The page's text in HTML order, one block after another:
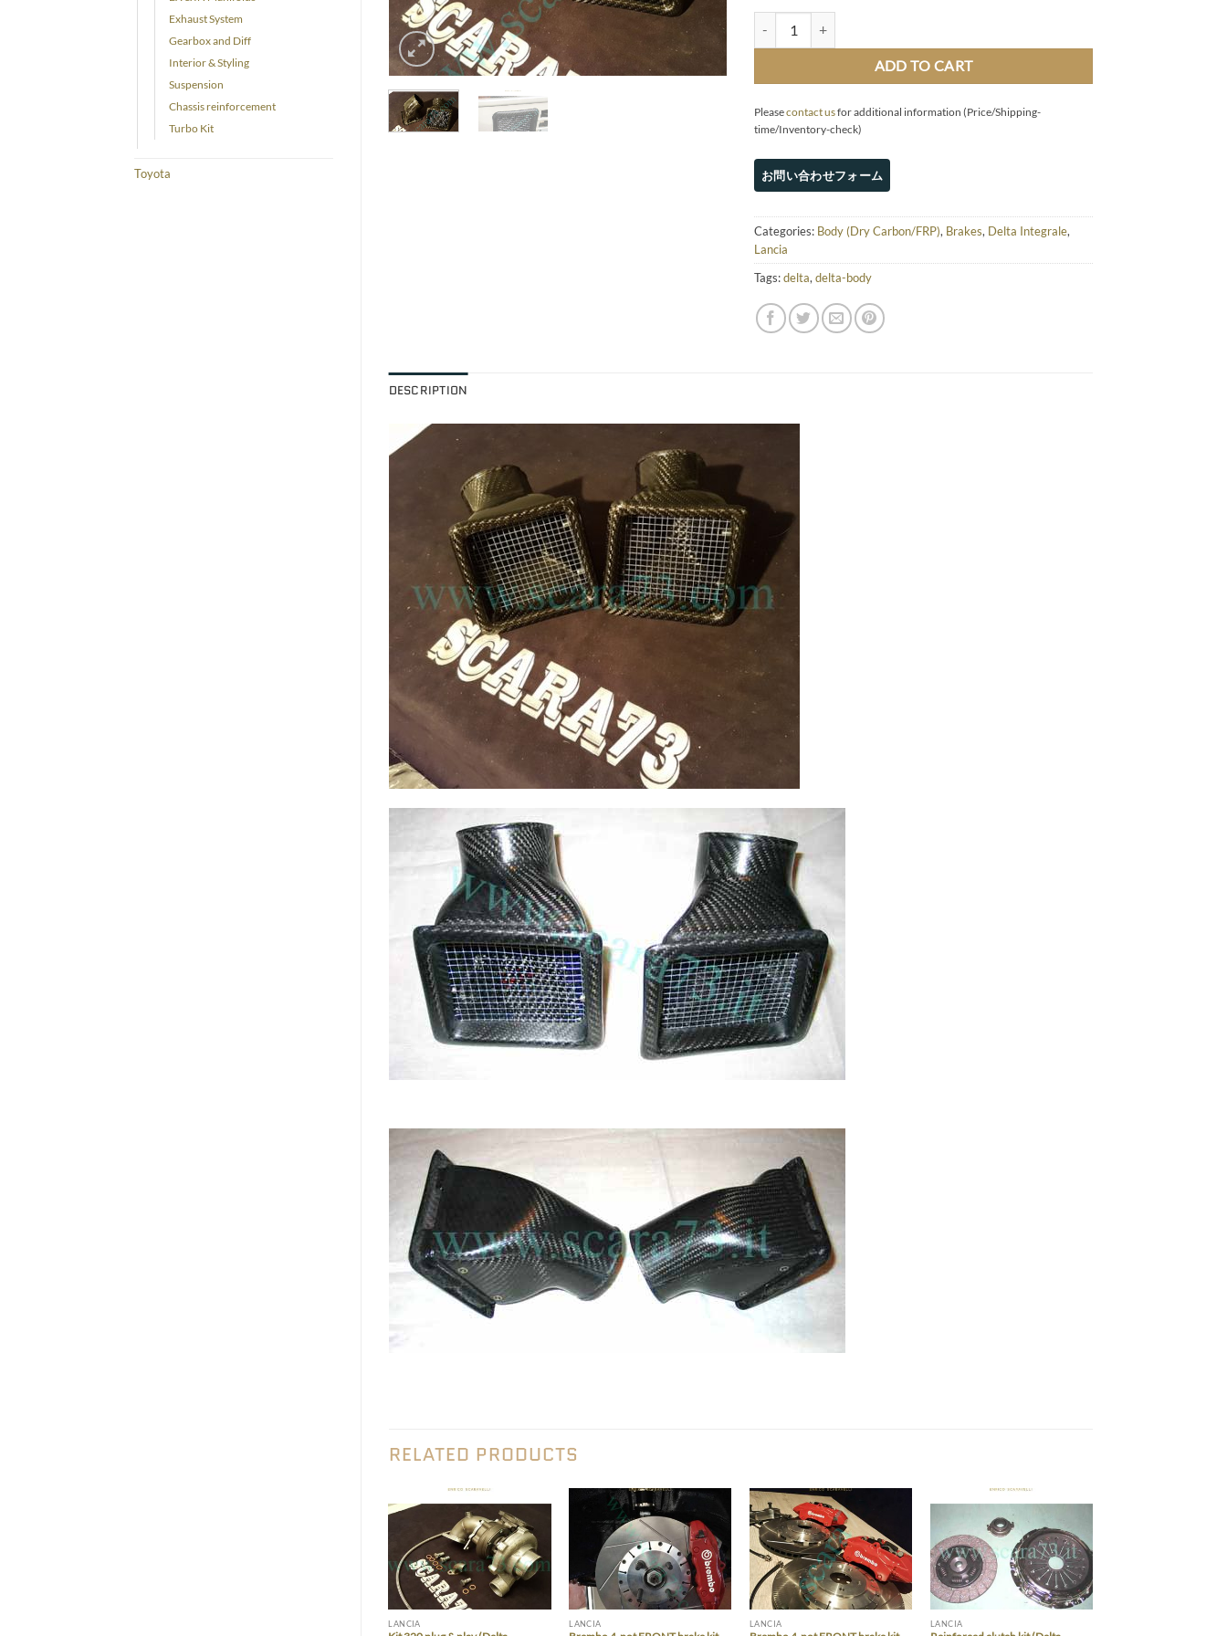
Exhaust System
Gearbox and Diff
Interior & Styling
Suspension
Chassis reinforcement
Turbo Kit
Toyota
ADD TO CART
Pleasecontact usfor additional information (Price/Shipping-
time/Inventory-check)
Categories: Body (Dry Carbon/FRP), Brakes, Delta Integrale,
Lancia
Tags:delta,delta-body
DESCRIPTION
RELATED PRODUCTS
Add to wishlist
LANCIA
Add to wishlist
LANCIA
Add to wishlist
LANCIA
Add to wishlist
LANCIA